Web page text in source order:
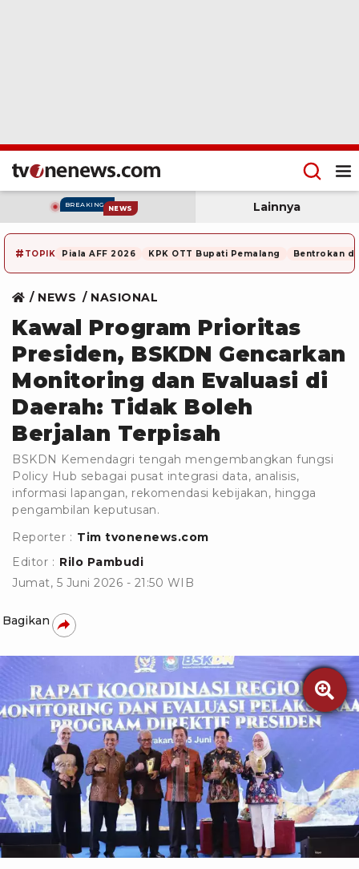
BREAKING NEWS Lainnya
# TOPIK Piala AFF 2026 KPK OTT Bupati Pemalang Bentrokan di
NEWS NASIONAL
Kawal Program Prioritas
Presiden, BSKDN Gencarkan
Monitoring dan Evaluasi di
Daerah: Tidak Boleh
Berjalan Terpisah
BSKDN Kemendagri tengah mengembangkan fungsi
Policy Hub sebagai pusat integrasi data, analisis,
informasi lapangan, rekomendasi kebijakan, hingga
pengambilan keputusan.
Reporter : Tim tvonenews.com
Editor : Rilo Pambudi
Jumat, 5 Juni 2026 - 21:50 WIB
Bagikan

Kemendagri